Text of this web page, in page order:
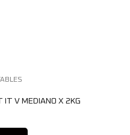
IT V MEDIANO X 2KG